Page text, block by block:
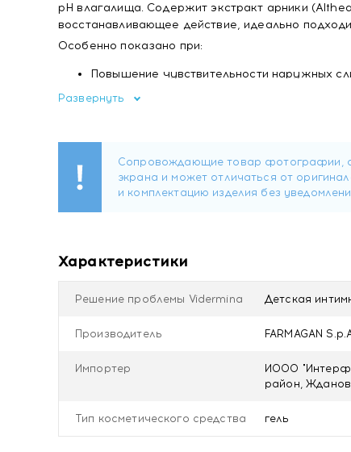
pH влагалища. Содержит экстракт арники
восстанавливающее действие, идеально
Особенно показано при:
Повышение чувствительности наружных
Менопауза
Развернуть
Характеристики
Решение проблемы Vidermina Детская
Производитель FARMAGAN
Импортер
ИООО
район,
Тип косметического средства гель